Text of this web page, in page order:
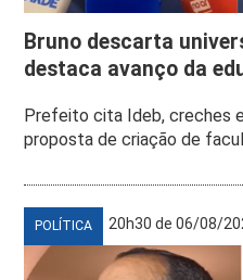
Bruno descarta
destaca avanço da
Prefeito cita Ideb, creches
proposta de criação de
POLÍTICA 20h30 de 06/08/